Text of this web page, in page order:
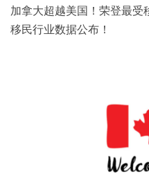
加拿大超越美国！荣登最
移民行业数据公布！